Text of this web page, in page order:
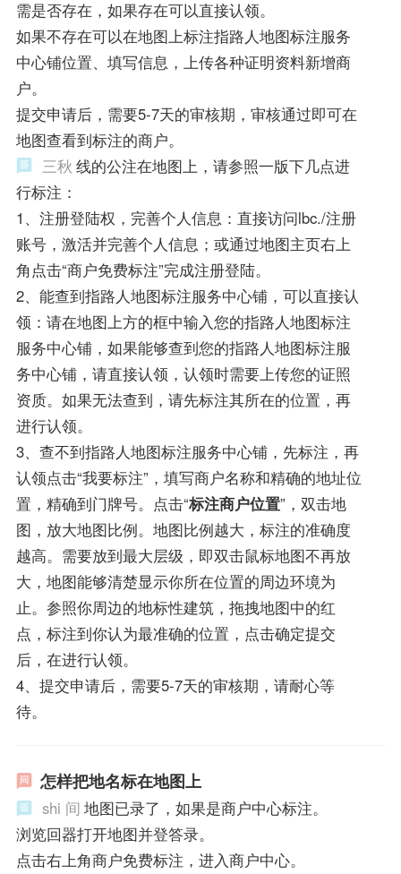
需是否存在，如果存在可以直接认领。
如果不存在可以在地图上标注指路人地图标注服务
中心铺位置、填写信息，上传各种证明资料新增商
户。
提交申请后，需要5-7天的审核期，审核通过即可在
地图查看到标注的商户。
三秋 线的公注在地图上，请参照一版下几点进
行标注：
1、注册登陆权，完善个人信息：直接访问lbc./注册
账号，激活并完善个人信息；或通过地图主页右上
角点击“商户免费标注”完成注册登陆。
2、能查到指路人地图标注服务中心铺，可以直接认
领：请在地图上方的框中输入您的指路人地图标注
服务中心铺，如果能够查到您的指路人地图标注服
务中心铺，请直接认领，认领时需要上传您的证照
资质。如果无法查到，请先标注其所在的位置，再
进行认领。
3、查不到指路人地图标注服务中心铺，先标注，再
认领点击“我要标注”，填写商户名称和精确的地址位
置，精确到门牌号。点击“标注商户位置”，双击地
图，放大地图比例。地图比例越大，标注的准确度
越高。需要放到最大层级，即双击鼠标地图不再放
大，地图能够清楚显示你所在位置的周边环境为
止。参照你周边的地标性建筑，拖拽地图中的红
点，标注到你认为最准确的位置，点击确定提交
后，在进行认领。
4、提交申请后，需要5-7天的审核期，请耐心等
待。
怎样把地名标在地图上
shi 间 地图已录了，如果是商户中心标注。
浏览回器打开地图并登答录。
点击右上角商户免费标注，进入商户中心。